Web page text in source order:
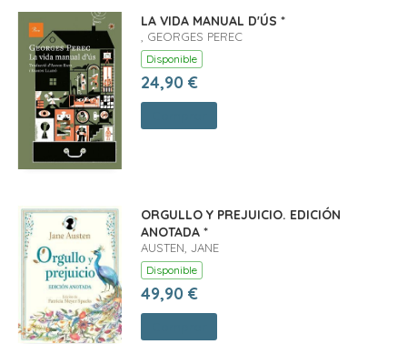
LA VIDA MANUAL D'ÚS *
, GEORGES PEREC
Disponible
24,90 €
ORGULLO Y PREJUICIO. EDICIÓN
ANOTADA *
AUSTEN, JANE
Disponible
49,90 €